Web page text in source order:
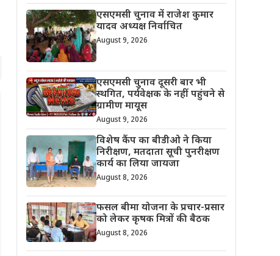
एसएमसी चुनाव में राजेश कुमार
यादव अध्यक्ष निर्वाचित
August 9, 2026
एसएमसी चुनाव दूसरी बार भी
स्थगित, पर्यवेक्षक के नहीं पहुंचने से
ग्रामीण मायूस
August 9, 2026
विशेष कैंप का बीडीओ ने किया
निरीक्षण, मतदाता सूची पुनरीक्षण
कार्य का लिया जायजा
August 8, 2026
फसल बीमा योजना के प्रचार-प्रसार
को लेकर कृषक मित्रों की बैठक
August 8, 2026